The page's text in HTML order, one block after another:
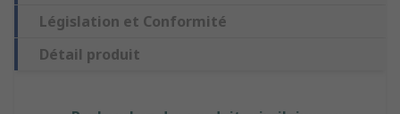
Législation et Conformité
Détail produit